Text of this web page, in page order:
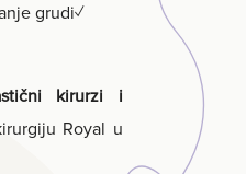
grudi✓
kirurzi i
Royal u